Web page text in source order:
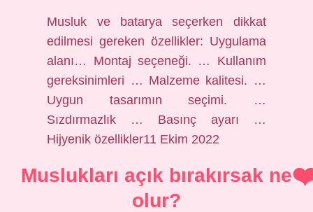
Musluk ve batarya seçerken dikkat
edilmesi gereken özellikler: Uygulama
alanı… Montaj seçeneği. … Kullanım
gereksinimleri … Malzeme kalitesi. …
Uygun tasarımın seçimi. …
Sızdırmazlık … Basınç ayarı …
Hijyenik özellikler11 Ekim 2022
Muslukları açık bırakırsak ne
olur?